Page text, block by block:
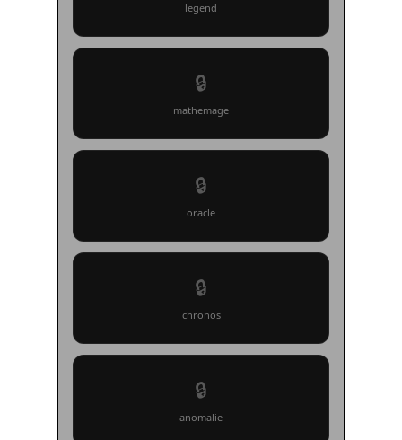
legend
🔒
mathemage
🔒
oracle
🔒
chronos
🔒
anomalie